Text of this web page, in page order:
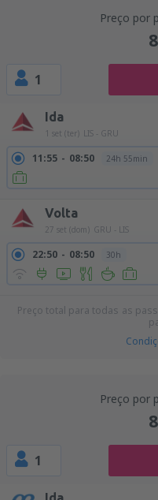
Preço por
1
Ida
1 set (ter) LIS - GRU
11:55 08:50 24h 55min
Volta
27 set (dom) GRU - LIS
22:50 08:50 30h
Preço total para todas as
Preço por
1